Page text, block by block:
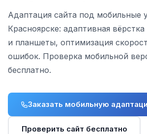
Адаптация сайта под мобильные
Красноярске: адаптивная
и планшеты, оптимизация
ошибок. Проверка мобильной
бесплатно.
Заказать мобильную
Проверить сайт бесплатно